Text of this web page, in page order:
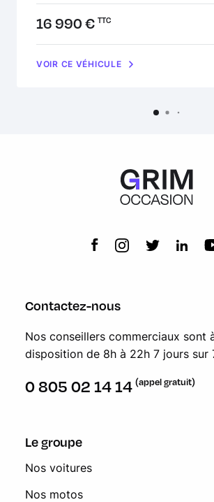
Prix :
16 990 € TTC
VOIR CE VÉHICULE
Contactez-nous
Nos conseillers commerciaux sont
disposition de 8h à 22h 7 jours sur
0 805 02 14 14 (appel gratuit)
Le groupe
Nos voitures
Nos motos